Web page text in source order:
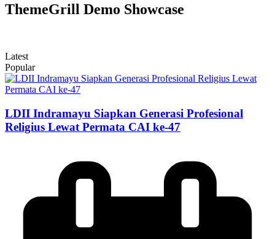
ThemeGrill Demo Showcase
Latest
Popular
LDII Indramayu Siapkan Generasi Profesional
Religius Lewat Permata CAI ke-47